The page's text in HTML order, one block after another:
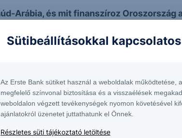
Arábia, és mit finanszíroz Oroszország
megáll-e a kamatemelésben a FED
és szénkorszak vége?
elemzőjét, majd Péntek Ádámot, az
Reggeli Monitorban.
Sütibeállításokkal
Az Erste Bank sütiket használ a weboldalak működtetése,
megfelelő színvonal biztosítása és a visszaélések
weboldalon végzett tevékenységek nyomon követésével
ajánlatokról üzenetet juttathatunk el Önnek.
Részletes süti tájékoztató letöltése